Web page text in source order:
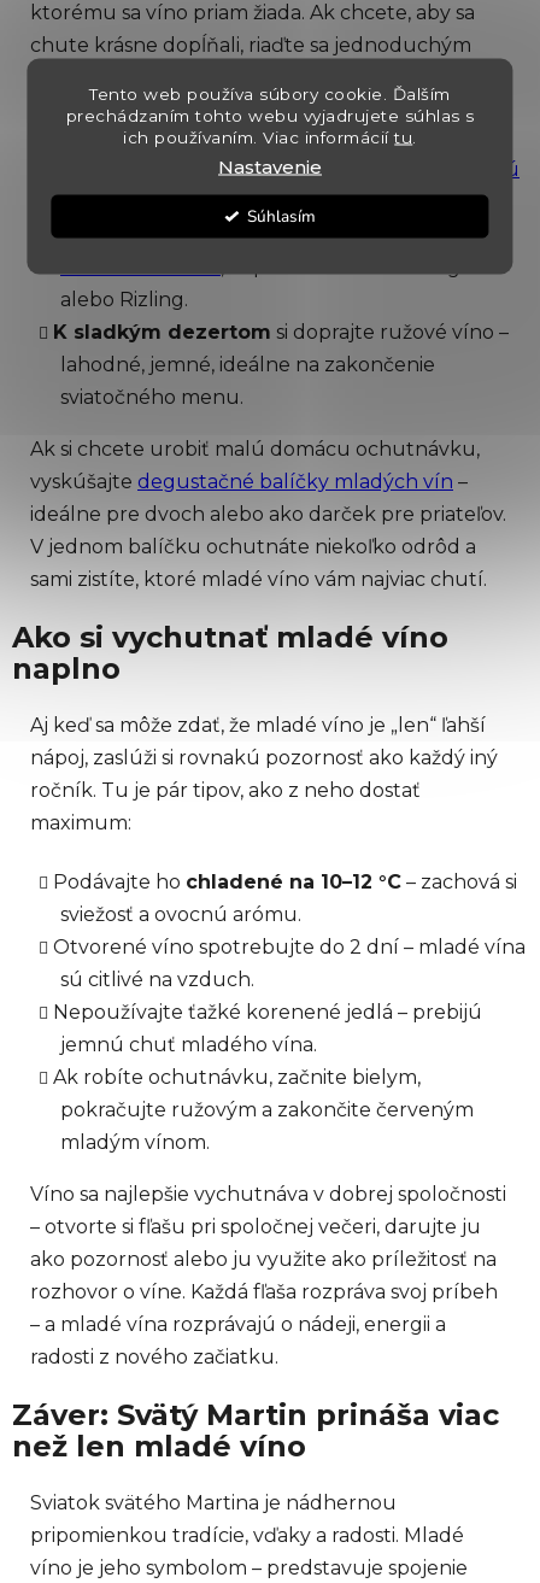
Tento web používa súbory cookie. Ďalším
prechádzaním tohto webu vyjadrujete súhlas s
ich používaním. Viac informáciítu
Nastavenie
Súhlasím
ktorému sa víno priam žiada. Ak chcete, aby sa
chute krásne dopĺňali, riaďte sa jednoduchým
výrazné, ako jedlo, ktoré podávate.
odporúčame
Frankovku modrú
alebo sviežemladé červené víno.
K lokšiam so zemiakmisa skvele hodí suché
alebo Rizling.
K sladkým dezertom si doprajte ružové víno –
lahodné, jemné, ideálne na zakončenie
sviatočného menu.
Ak si chcete urobiť malú domácu ochutnávku,
vyskúšajte degustačné balíčky mladých vín –
ideálne pre dvoch alebo ako darček pre priateľov.
V jednom balíčku ochutnáte niekoľko odrôd a
sami zistíte, ktoré mladé víno vám najviac chutí.
Ako si vychutnať mladé víno
naplno
Aj keď sa môže zdať, že mladé víno je „len“ ľahší
nápoj, zaslúži si rovnakú pozornosť ako každý iný
ročník. Tu je pár tipov, ako z neho dostať
maximum:
Podávajte ho chladené na 10–12 °C – zachová si
sviežosť a ovocnú arómu.
Otvorené víno spotrebujte do 2 dní – mladé vína
sú citlivé na vzduch.
Nepoužívajte ťažké korenené jedlá – prebijú
jemnú chuť mladého vína.
Ak robíte ochutnávku, začnite bielym,
pokračujte ružovým a zakončite červeným
mladým vínom.
Víno sa najlepšie vychutnáva v dobrej spoločnosti
– otvorte si fľašu pri spoločnej večeri, darujte ju
ako pozornosť alebo ju využite ako príležitosť na
rozhovor o víne. Každá fľaša rozpráva svoj príbeh
– a mladé vína rozprávajú o nádeji, energii a
radosti z nového začiatku.
Záver: Svätý Martin prináša viac
než len mladé víno
Sviatok svätého Martina je nádhernou
pripomienkou tradície, vďaky a radosti. Mladé
víno je jeho symbolom – predstavuje spojenie